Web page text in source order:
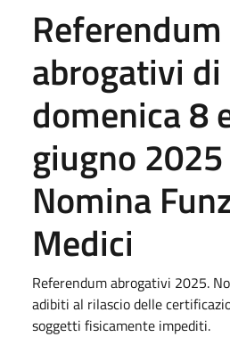
Referendum
abrogativi di
domenica 8
giugno
Nomina
Medici
Referendum abrogativi 2025.
adibiti al rilascio delle
soggetti fisicamente impediti.